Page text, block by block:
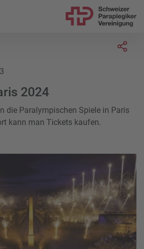
2024
die Paralympischen Spiele in Paris
kann man Tickets kaufen.